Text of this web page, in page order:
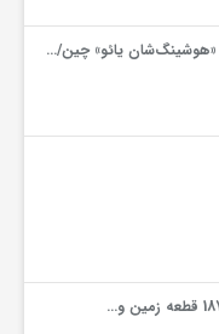
«هوشینگ‌شان یائو» چین/…